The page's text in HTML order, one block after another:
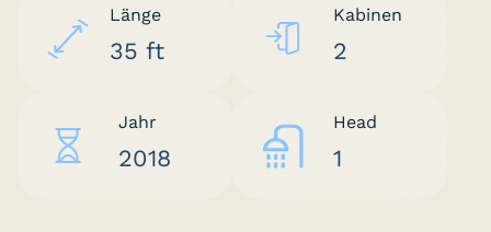
Länge
35 ft
Kabinen
2
Jahr
2018
Head
1